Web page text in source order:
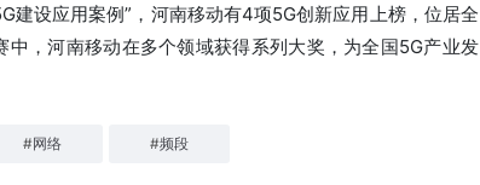
建设应用案例”，河南移动有4项5G创新应用上榜，位居全
，河南移动在多个领域获得系列大奖，为全国5G产业发
#网络 #频段